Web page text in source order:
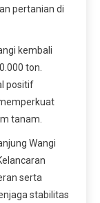
pertanian di
kembali
ton.
positif
tanam.
Wangi
serta
stabilitas